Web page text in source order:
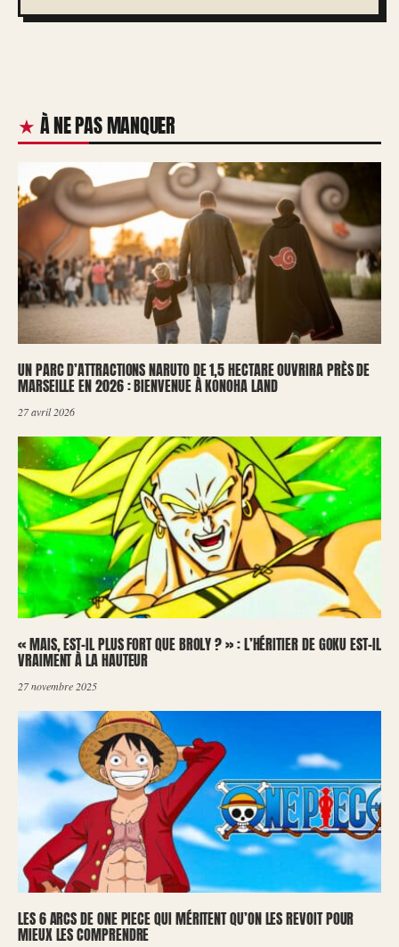
À NE PAS MANQUER
UN PARC D’ATTRACTIONS NARUTO DE 1,5 HECTARE OUVRIRA PRÈS DE
MARSEILLE EN 2026 : BIENVENUE À KONOHA LAND
27 avril 2026
« MAIS, EST-IL PLUS FORT QUE BROLY ? » : L’HÉRITIER DE GOKU EST-IL
VRAIMENT À LA HAUTEUR
27 novembre 2025
LES 6 ARCS DE ONE PIECE QUI MÉRITENT QU’ON LES REVOIT POUR
MIEUX LES COMPRENDRE